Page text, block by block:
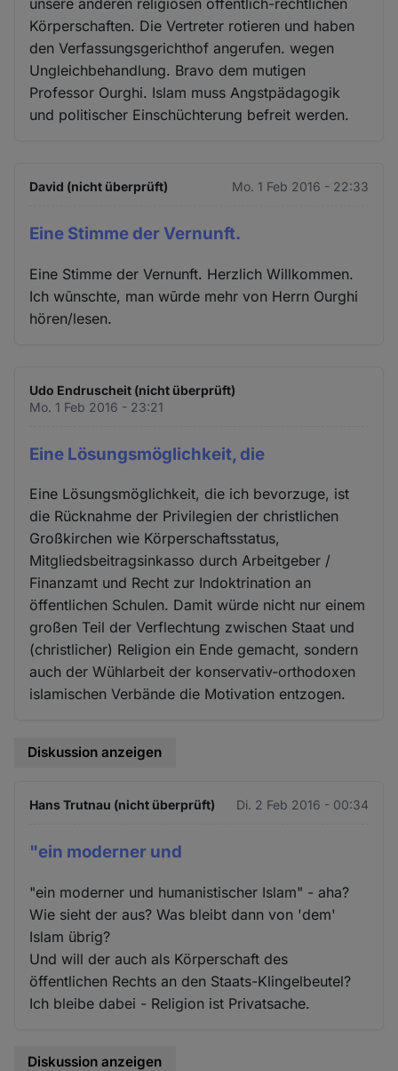
Körperschaften. Die Vertreter rotieren und haben
den Verfassungsgerichthof angerufen. wegen
Ungleichbehandlung. Bravo dem mutigen
Professor Ourghi. Islam muss Angstpädagogik
und politischer Einschüchterung befreit werden.
David (nicht überprüft) Mo. 1 Feb 2016 - 22:33
Eine Stimme der Vernunft.
Eine Stimme der Vernunft. Herzlich Willkommen.
Ich wūnschte, man wūrde mehr von Herrn Ourghi
hören/lesen.
Udo Endruscheit (nicht überprüft)
Mo. 1 Feb 2016 - 23:21
Eine Lösungsmöglichkeit, die
Eine Lösungsmöglichkeit, die ich bevorzuge, ist
die Rücknahme der Privilegien der christlichen
Großkirchen wie Körperschaftsstatus,
Mitgliedsbeitragsinkasso durch Arbeitgeber /
Finanzamt und Recht zur Indoktrination an
öffentlichen Schulen. Damit würde nicht nur einem
großen Teil der Verflechtung zwischen Staat und
(christlicher) Religion ein Ende gemacht, sondern
auch der Wühlarbeit der konservativ-orthodoxen
islamischen Verbände die Motivation entzogen.
Diskussion anzeigen
Hans Trutnau (nicht überprüft) Di. 2 Feb 2016 - 00:34
"ein moderner und
"ein moderner und humanistischer Islam" - aha?
Wie sieht der aus? Was bleibt dann von 'dem'
Islam übrig?
Und will der auch als Körperschaft des
öffentlichen Rechts an den Staats-Klingelbeutel?
Ich bleibe dabei - Religion ist Privatsache.
Diskussion anzeigen